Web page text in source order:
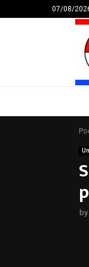
07/08/
HAZU
by